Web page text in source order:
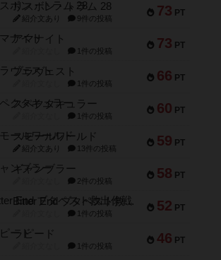
73 PT
リスボン・トラム 28
紹介文あり 9件の投稿
73 PT
アマナイト
1件の投稿
66 PT
ブラヴェスト
1件の投稿
60 PT
スペクタキュラー
1件の投稿
59 PT
スモールワールド
紹介文あり 13件の投稿
58 PT
ギャンブラー
2件の投稿
52 PT
Bitter End ブタペスト救出作戦
1件の投稿
46 PT
ラピード
1件の投稿